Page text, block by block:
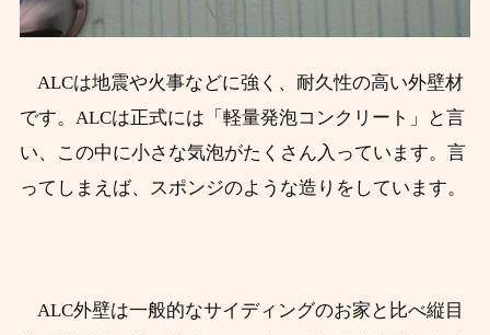
ALCは地震や火事などに強く、耐久性の高い外壁材
です。 ALCは正式には「軽量発泡コンクリート」と言
い、この中に小さな気泡がたくさん入っています。 言
ってしまえば、スポンジのような造りをしています。
ALC外壁は一般的なサイディングのお家と比べ縦目